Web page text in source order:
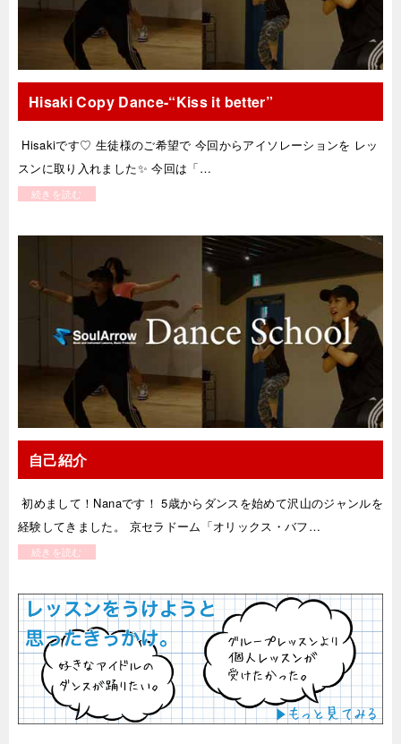
Hisaki Copy Dance-“Kiss it better”
Hisakiです♡ 生徒様のご希望で 今回からアイソレーションを レッ
スンに取り入れました✨ 今回は「…
続きを読む
自己紹介
初めまして！Nanaです！ 5歳からダンスを始めて沢山のジャンルを
経験してきました。 京セラドーム「オリックス・バフ…
続きを読む